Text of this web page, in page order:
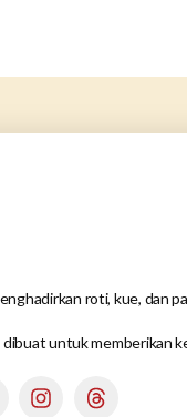
roti, kue, dan
untuk memberikan